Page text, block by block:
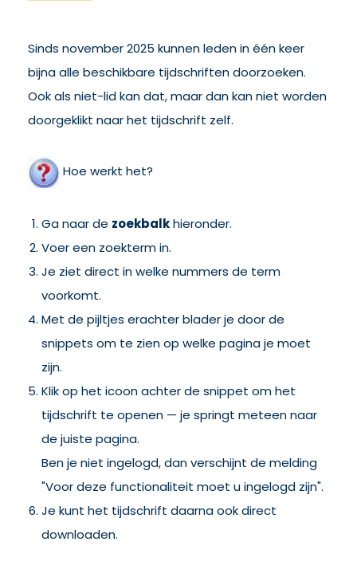
Sinds november 2025 kunnen leden in één keer
bijna alle beschikbare tijdschriften doorzoeken.
Ook als niet-lid kan dat, maar dan kan niet worden
doorgeklikt naar het tijdschrift zelf.
Hoe werkt het?
Ga naar de zoekbalkhieronder.
Voer een zoekterm in.
Je ziet direct in welke nummers de term
voorkomt.
Met de pijltjes erachter blader je door de
snippets om te zien op welke pagina je moet
zijn.
Klik op het icoon achter de snippet om het
tijdschrift te openen — je springt meteen naar
de juiste pagina.
Ben je niet ingelogd, dan verschijnt de melding
"Voor deze functionaliteit moet u ingelogd zijn".
Je kunt het tijdschrift daarna ook direct
downloaden.